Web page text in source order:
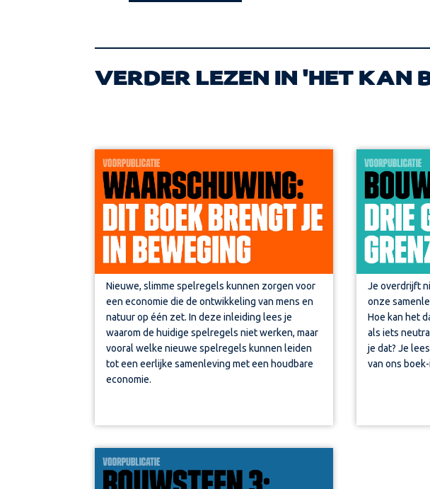
VERDER LEZEN IN 'HET KAN
Nieuwe, slimme spelregels kunnen zorgen voor
een economie die de ontwikkeling van mens en
natuur op één zet. In deze inleidinglees je
waarom de huidige spelregels niet werken, maar
vooral welke nieuwe spelregels kunnen leiden
tot een eerlijke samenleving met een houdbare
economie.
Je overdrijft
onze
Hoe kan het
als iets
je dat? Je
van ons